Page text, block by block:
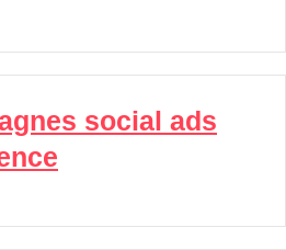
social ads